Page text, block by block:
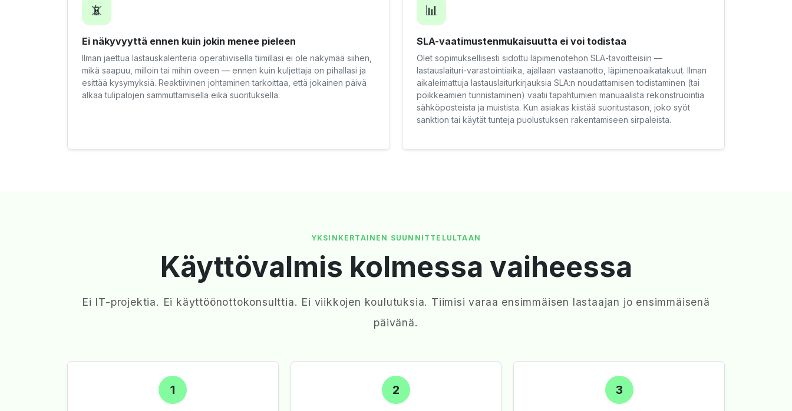
📵
Ei näkyvyyttä ennen kuin jokin menee pieleen
Ilman jaettua lastauskalenteria operatiivisella tiimilläsi ei ole näkymää siihen,
mikä saapuu, milloin tai mihin oveen — ennen kuin kuljettaja on pihallasi ja
esittää kysymyksiä. Reaktiivinen johtaminen tarkoittaa, että jokainen päivä
alkaa tulipalojen sammuttamisella eikä suorituksella.
📊
SLA-vaatimustenmukaisuutta ei voi todistaa
Olet sopimuksellisesti sidottu läpimenotehon SLA-tavoitteisiin —
lastauslaituri-varastointiaika, ajallaan vastaanotto, läpimenoaikatakuut. Ilman
aikaleimattuja lastauslaiturkirjauksia SLA:n noudattamisen todistaminen (tai
poikkeamien tunnistaminen) vaatii tapahtumien manuaalista rekonstruointia
sähköposteista ja muistista. Kun asiakas kiistää suoritustason, joko syöt
sanktion tai käytät tunteja puolustuksen rakentamiseen sirpaleista.
YKSINKERTAINEN SUUNNITTELULTAAN
Käyttövalmis kolmessa vaiheessa
Ei IT-projektia. Ei käyttöönottokonsulttia. Ei viikkojen koulutuksia. Tiimisi varaa ensimmäisen lastaajan jo ensimmäisenä
päivänä.
1 2 3